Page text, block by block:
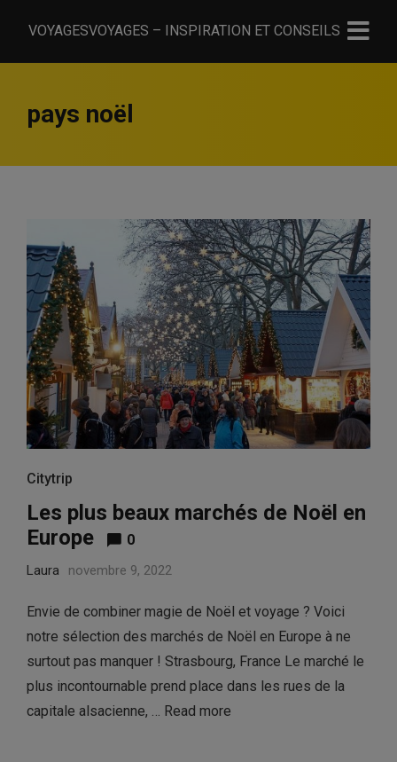
VOYAGESVOYAGES – INSPIRATION ET CONSEILS
pays noël
Citytrip
Les plus beaux marchés de Noël en
Europe
0
Laura novembre 9, 2022
Envie de combiner magie de Noël et voyage ? Voici
notre sélection des marchés de Noël en Europe à ne
surtout pas manquer ! Strasbourg, France Le marché le
plus incontournable prend place dans les rues de la
capitale alsacienne, … Read more